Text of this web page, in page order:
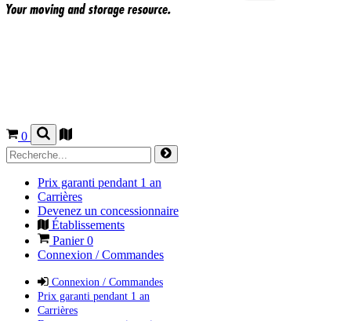
0
Prix garanti pendant 1 an
Carrières
Devenez un concessionnaire
Établissements
Panier0
Connexion / Commandes
Connexion / Commandes
Prix garanti pendant 1 an
Carrières